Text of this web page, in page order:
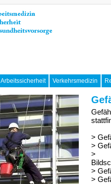
Arbeitssicherheit Verkehrsmedizin
>
>
>
>
>